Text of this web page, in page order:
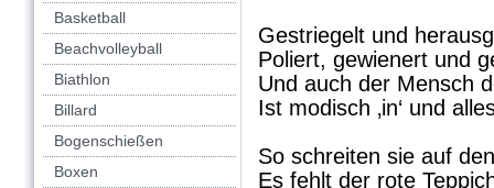
Basketball
Beachvolleyball
Biathlon
Billard
Bogenschießen
Boxen
Gestriegelt und
Poliert, gewienert und
Und auch der Mensch
Ist modisch ‚in‘ und
So schreiten sie auf
Es fehlt der rote